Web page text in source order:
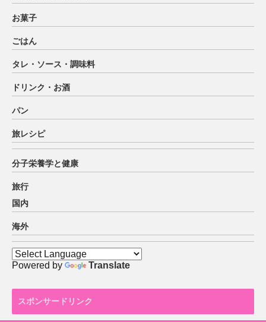
お菓子
ごはん
タレ・ソース・調味料
ドリンク・お酒
パン
旅レシピ
分子栄養学と健康
旅行
国内
海外
Powered by Translate
スポンサードリンク